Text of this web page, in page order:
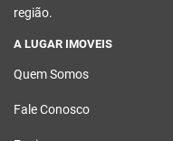
região.
A LUGAR IMOVEIS
Quem Somos
Fale Conosco